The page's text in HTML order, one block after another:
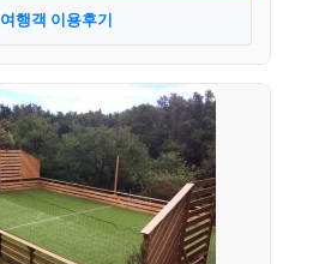
여행객 이용후기